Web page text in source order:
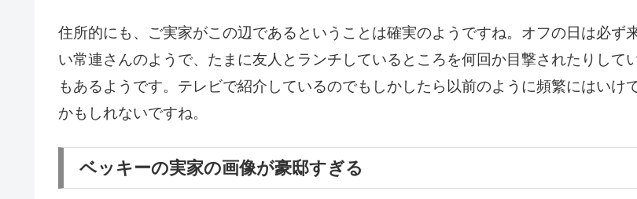
住所的にも、ご実家がこの辺であるということは確実のようですね。オフの日は必ず
い常連さんのようで、たまに友人とランチしているところを何回か目撃されたりして
もあるようです。テレビで紹介しているのでもしかしたら以前のように頻繁にはいけ
かもしれないですね。
ベッキーの実家の画像が豪邸すぎる